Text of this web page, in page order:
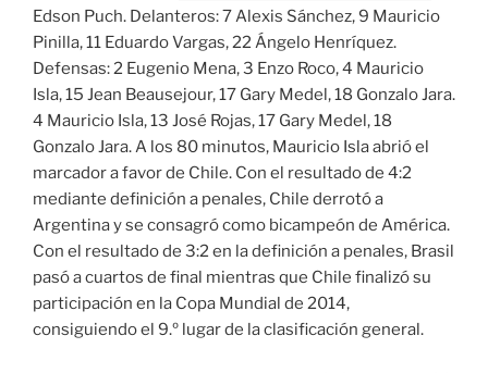
Edson Puch. Delanteros: 7 Alexis Sánchez, 9 Mauricio
Pinilla, 11 Eduardo Vargas, 22 Ángelo Henríquez.
Defensas: 2 Eugenio Mena, 3 Enzo Roco, 4 Mauricio
Isla, 15 Jean Beausejour, 17 Gary Medel, 18 Gonzalo Jara.
4 Mauricio Isla, 13 José Rojas, 17 Gary Medel, 18
Gonzalo Jara. A los 80 minutos, Mauricio Isla abrió el
marcador a favor de Chile. Con el resultado de 4:2
mediante definición a penales, Chile derrotó a
Argentina y se consagró como bicampeón de América.
Con el resultado de 3:2 en la definición a penales, Brasil
pasó a cuartos de final mientras que Chile finalizó su
participación en la Copa Mundial de 2014,
consiguiendo el 9.º lugar de la clasificación general.